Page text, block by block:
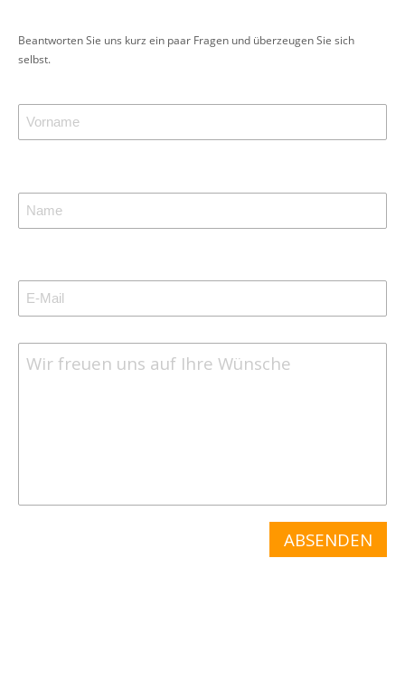
Beantworten Sie uns kurz ein paar Fragen und überzeugen Sie sich
selbst.